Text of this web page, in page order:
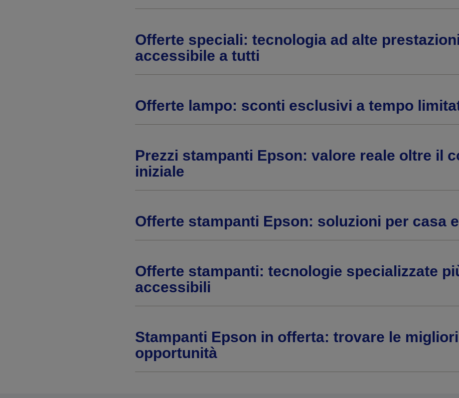
Offerte speciali: tecnologia ad alte
accessibile a tutti
Offerte lampo: sconti esclusivi a tempo
Prezzi stampanti Epson: valore reale oltre il
iniziale
Offerte stampanti Epson: soluzioni per casa
Offerte stampanti: tecnologie specializzate
accessibili
Stampanti Epson in offerta: trovare le migliori
opportunità